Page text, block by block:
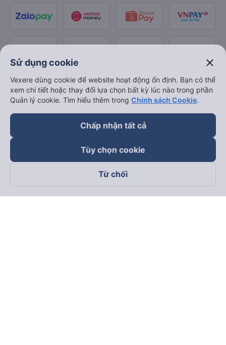
Theo dõi chúng tôi trên
Sử dụng cookie close
Vexere dùng cookie để website hoạt động ổn định. Bạn có thể
xem chi tiết hoặc thay đổi lựa chọn bất kỳ lúc nào trong phần
Quản lý cookie. Tìm hiểu thêm trong Chính sách Cookie.
Chấp nhận tất cả
Tùy chọn cookie
Từ chối